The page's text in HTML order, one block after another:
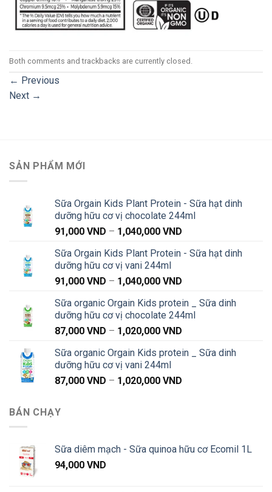
Both comments and trackbacks are currently closed.
← Previous
Next →
SẢN PHẨM MỚI
Sữa Orgain Kids Plant Protein - Sữa hạt dinh
dưỡng hữu cơ vị chocolate 244ml
91,000 VND – 1,040,000 VND
từ
Sữa Orgain Kids Plant Protein - Sữa hạt dinh
dưỡng hữu cơ vị vani 244ml
91,000 VND – 1,040,000 VND
từ
91,000 VND
Sữa organic Orgain Kids protein _ Sữa dinh
dưỡng hữu cơ vị chocolate 244ml
87,000 VND – 1,020,000 VND
từ
Sữa organic Orgain Kids protein _ Sữa dinh
dưỡng hữu cơ vị vani 244ml
87,000 VND – 1,020,000 VND
1,020,000 VND
BÁN CHẠY
Sữa diêm mạch - Sữa quinoa hữu cơ Ecomil 1L
94,000 VND